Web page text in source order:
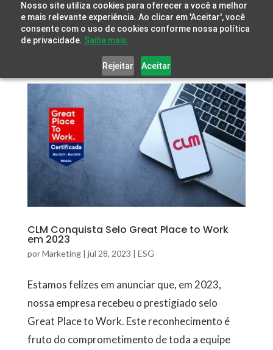
Nosso site utiliza cookies para oferecer a você a melhor
e mais relevante experiência. Ao clicar em 'Aceitar', você
consente com o uso de cookies conforme nossa política
de privacidade. Saiba mais.
Rejeitar Aceitar
CLM Conquista Selo Great Place to Work
em 2023
porMarketing| jul 28, 2023 | ESG
Estamos felizes em anunciar que, em 2023,
nossa empresa recebeu o prestigiado selo
Great Place to Work. Este reconhecimento é
fruto do comprometimento de toda a equipe